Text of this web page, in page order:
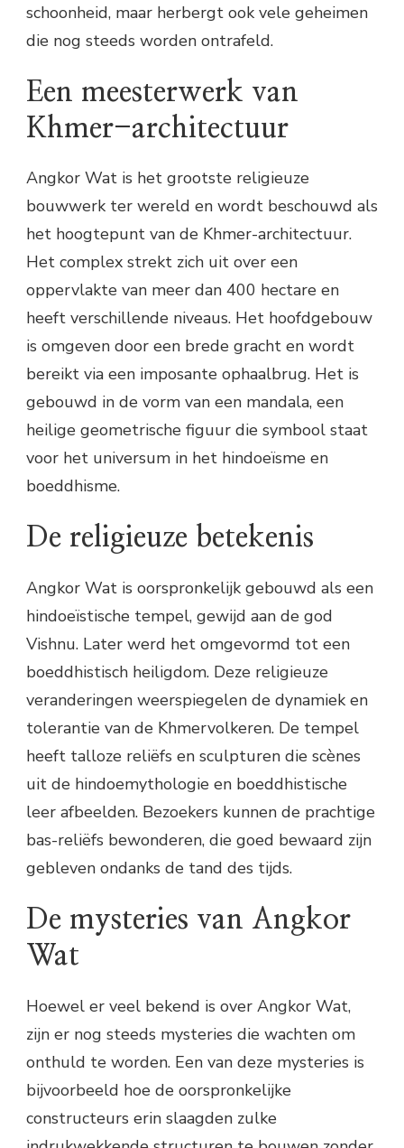
schoonheid, maar herbergt ook vele geheimen
die nog steeds worden ontrafeld.
Een meesterwerk van
Khmer-architectuur
Angkor Wat is het grootste religieuze
bouwwerk ter wereld en wordt beschouwd als
het hoogtepunt van de Khmer-architectuur.
Het complex strekt zich uit over een
oppervlakte van meer dan 400 hectare en
heeft verschillende niveaus. Het hoofdgebouw
is omgeven door een brede gracht en wordt
bereikt via een imposante ophaalbrug. Het is
gebouwd in de vorm van een mandala, een
heilige geometrische figuur die symbool staat
voor het universum in het hindoeïsme en
boeddhisme.
De religieuze betekenis
Angkor Wat is oorspronkelijk gebouwd als een
hindoeïstische tempel, gewijd aan de god
Vishnu. Later werd het omgevormd tot een
boeddhistisch heiligdom. Deze religieuze
veranderingen weerspiegelen de dynamiek en
tolerantie van de Khmervolkeren. De tempel
heeft talloze reliëfs en sculpturen die scènes
uit de hindoemythologie en boeddhistische
leer afbeelden. Bezoekers kunnen de prachtige
bas-reliëfs bewonderen, die goed bewaard zijn
gebleven ondanks de tand des tijds.
De mysteries van Angkor
Wat
Hoewel er veel bekend is over Angkor Wat,
zijn er nog steeds mysteries die wachten om
onthuld te worden. Een van deze mysteries is
bijvoorbeeld hoe de oorspronkelijke
constructeurs erin slaagden zulke